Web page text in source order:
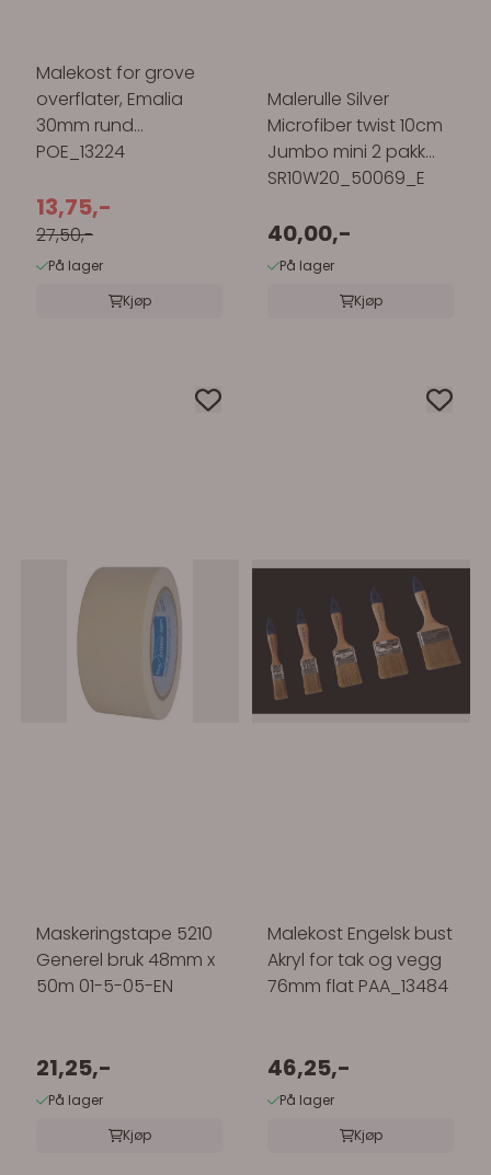
Malekost for grove
overflater, Emalia
30mm rund
POE_13224
13,75,-
27,50,-
På lager
Kjøp
Malerulle Silver
Microfiber twist 10cm
Jumbo mini 2 pakk
SR10W20_50069_E
40,00,-
På lager
Kjøp
Maskeringstape 5210
Generel bruk 48mm x
50m 01-5-05-EN
21,25,-
På lager
Kjøp
Malekost Engelsk bust
Akryl for tak og vegg
76mm flat PAA_13484
46,25,-
På lager
Kjøp